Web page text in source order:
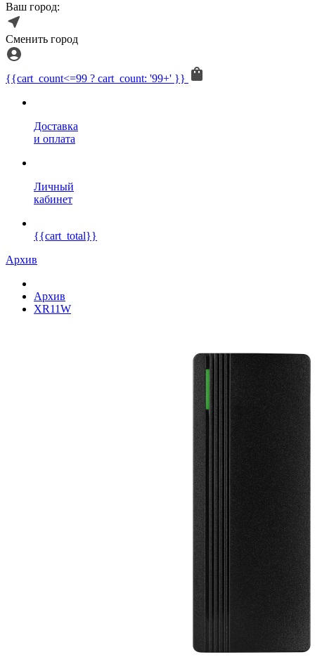
Ваш город:
Сменить город
{{cart_count<=99 ? cart_count: '99+' }}
Доставка
и оплата
Личный
кабинет
{{cart_total}}
Архив
Архив
XR11W